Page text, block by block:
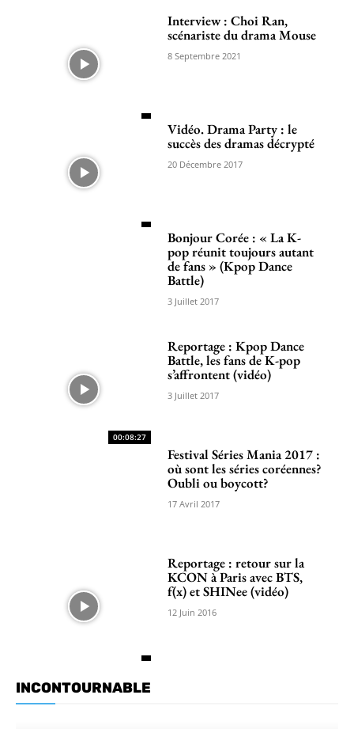
Interview : Choi Ran,
scénariste du drama Mouse
8 Septembre 2021
Vidéo. Drama Party : le
succès des dramas décrypté
20 Décembre 2017
Bonjour Corée : « La K-
pop réunit toujours autant
de fans » (Kpop Dance
Battle)
3 Juillet 2017
00:08:27
Reportage : Kpop Dance
Battle, les fans de K-pop
s’affrontent (vidéo)
3 Juillet 2017
Festival Séries Mania 2017 :
où sont les séries coréennes?
Oubli ou boycott?
17 Avril 2017
Reportage : retour sur la
KCON à Paris avec BTS,
f(x) et SHINee (vidéo)
12 Juin 2016
INCONTOURNABLE